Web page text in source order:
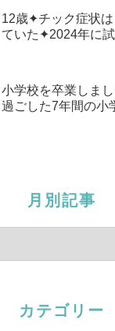
12歳✦チック症状
ていた✦2024年に
小学校を卒業しま
過ごした7年間の小
月別記事
カテゴリー